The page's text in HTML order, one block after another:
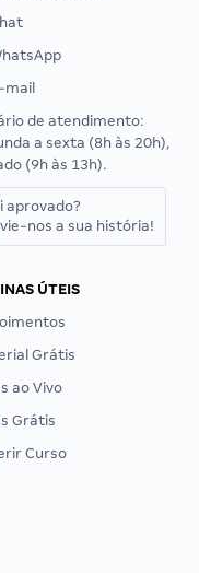
mail
de atendimento:
a sexta (8h às 20h),
(9h às 13h).
aprovado?
nos a sua história!
ÚTEIS
Grátis
ao Vivo
Grátis
Curso